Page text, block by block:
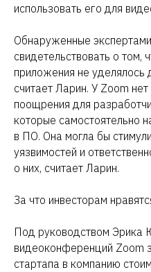
использовать его для
Обнаруженные
свидетельствовать о том,
приложения не уделялось
считает Ларин. У Zoom
поощрения для
которые самостоятельно
в ПО. Она могла бы
уязвимостей и
о них, считает Ларин.
За что инвесторам
Под руководством Эрика
видеоконференций Zoom
стартапа в компанию